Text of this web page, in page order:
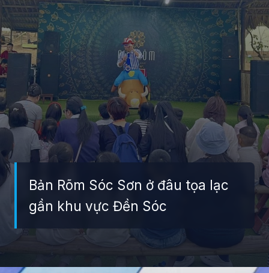
Bản Rõm Sóc Sơn ở đâu tọa lạc
gần khu vực Đền Sóc